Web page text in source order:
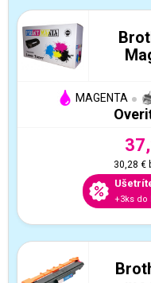
MAGENTA
30,28 €
+3ks do